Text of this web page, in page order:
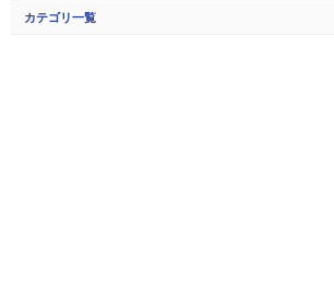
カテゴリ一覧